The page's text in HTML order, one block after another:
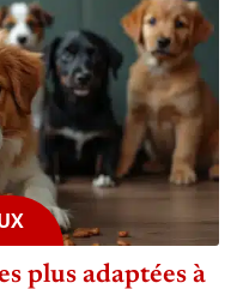
plus adaptées à